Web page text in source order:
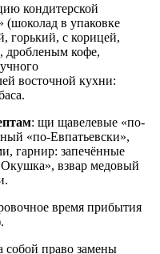
кондитерской
(шоколад в упаковке
горький, с корицей,
кофе,
восточной кухни:
: щи щавелевые «по-
«по-Евпатьевски»,
гарнир: запечённые
взвар медовый
время прибытия
собой право замены